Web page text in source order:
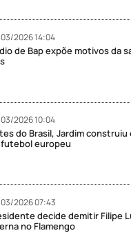
2026 14:04
de Bap expõe motivos da
2026 10:04
do Brasil, Jardim construiu
europeu
2026 07:43
decide demitir Filipe
no Flamengo